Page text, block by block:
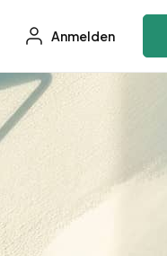
Anmelden